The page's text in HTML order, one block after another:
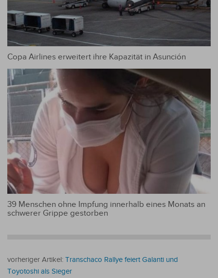
Copa Airlines erweitert ihre Kapazität in Asunción
39 Menschen ohne Impfung innerhalb eines Monats an
schwerer Grippe gestorben
vorheriger Artikel: Transchaco Rallye feiert Galanti und
Toyotoshi als Sieger